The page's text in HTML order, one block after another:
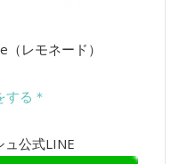
レモネード）
する＊
ュ公式LINE